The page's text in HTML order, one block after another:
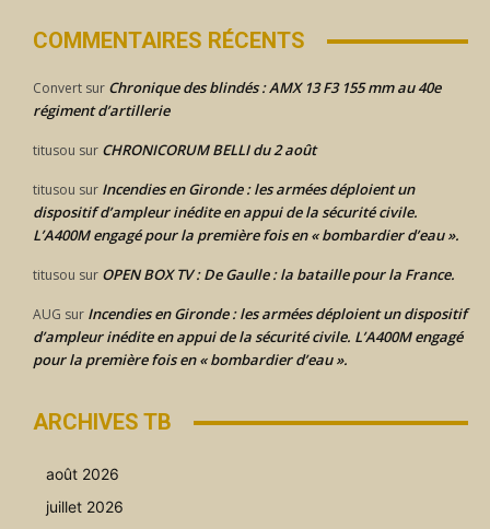
COMMENTAIRES RÉCENTS
Convert sur Chronique des blindés : AMX 13 F3 155 mm au 40e
régiment d’artillerie
titusou sur CHRONICORUM BELLI du 2 août
titusou sur Incendies en Gironde : les armées déploient un
dispositif d’ampleur inédite en appui de la sécurité civile.
L’A400M engagé pour la première fois en « bombardier d’eau ».
titusou sur OPEN BOX TV : De Gaulle : la bataille pour la France.
AUG sur Incendies en Gironde : les armées déploient un dispositif
d’ampleur inédite en appui de la sécurité civile. L’A400M engagé
pour la première fois en « bombardier d’eau ».
ARCHIVES TB
août 2026
juillet 2026